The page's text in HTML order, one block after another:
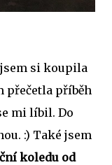
si koupila
přečetla příběh
mi líbil. Do
:) Také jsem
koledu od